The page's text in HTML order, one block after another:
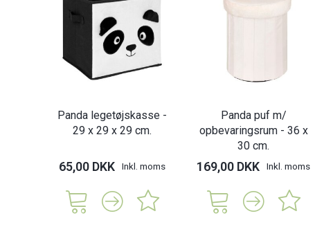
Panda legetøjskasse -
29 x 29 x 29 cm.
65,00 DKK Inkl. moms
Panda puf m/
opbevaringsrum - 36 x
30 cm.
169,00 DKK Inkl. moms